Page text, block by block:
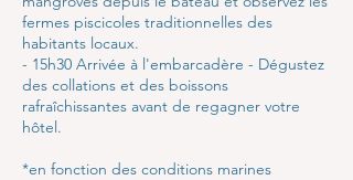
fermes piscicoles traditionnelles des
habitants locaux.
- 15h30 Arrivée à l'embarcadère - Dégustez
des collations et des boissons
rafraîchissantes avant de regagner votre
hôtel.
*en fonction des conditions marines